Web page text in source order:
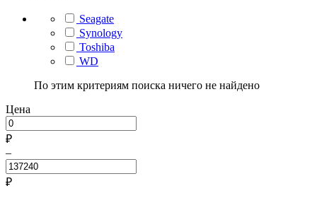
Seagate
Synology
Toshiba
WD
По этим критериям поиска ничего не найдено
Цена
₽
–
₽